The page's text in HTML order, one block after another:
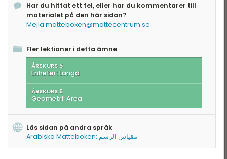
Har du hittat ett fel, eller har du kommentarer till
materialet på den här sidan?
Mejla matteboken@mattecentrum.se
Fler lektioner i detta ämne
ÅRSKURS 5
Enheter: Längd
ÅRSKURS 5
Geometri: Area
Läs sidan på andra språk
Arabiska Matteboken: مقياس الرسم